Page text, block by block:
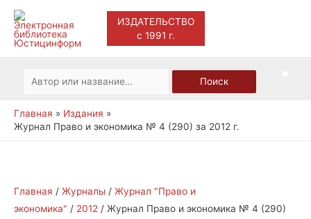
ИЗДАТЕЛЬСТВО
с 1991 г.
Искать:
Поиск
Главная
Издания
Журнал Право и экономика № 4 (290) за 2012 г.
Главная / Журналы / Журнал "Право и
экономика" / 2012 / Журнал Право и экономика № 4 (290)